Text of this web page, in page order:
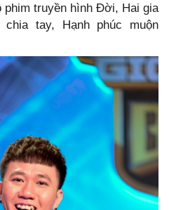
truyền hình Đời, Hai gia
tay, Hạnh phúc muộn